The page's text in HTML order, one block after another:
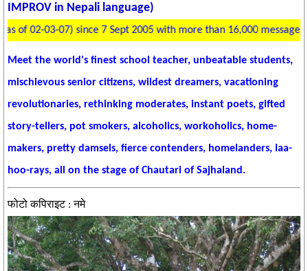
IMPROV in Nepali language)
514 days (as of 02-03-07) since 7 Sept 2005 with more than
Meet the world's finest school teacher, unbeatable students,
mischievous senior citizens, wildest dreamers, vacationing
revolutionaries, rethinking moderates, instant poets, gifted
story-tellers, pot smokers, alcoholics, workoholics, home-
makers, pretty damsels, fierce contenders, homelanders, laa-
hoo-rays, all on the stage of Chautari of Sajhaland.
फोटो कपिराइट : नमे